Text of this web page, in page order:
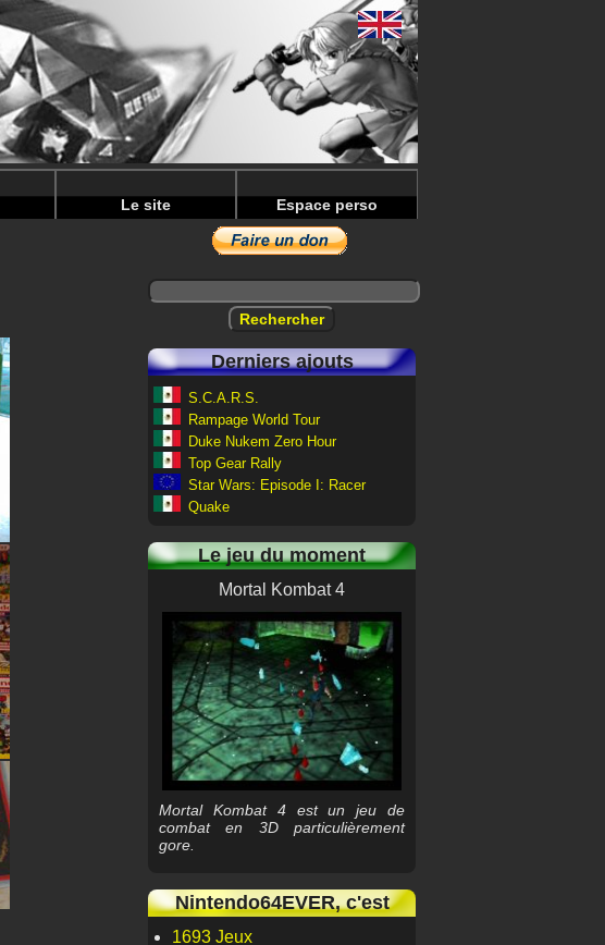
Le site Espace perso
Derniers ajouts
S.C.A.R.S.
Rampage World Tour
Duke Nukem Zero Hour
Top Gear Rally
Star Wars: Episode I: Racer
Quake
Le jeu du moment
Mortal Kombat 4
Mortal Kombat 4 est un jeu de
combat en 3D particulièrement
gore.
Nintendo64EVER, c'est
1693 Jeux